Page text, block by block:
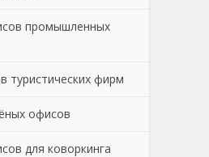
промышленных
туристических фирм
офисов
для коворкинга